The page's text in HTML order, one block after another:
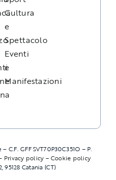
Cultura
e
Spettacolo
Eventi
e
Manifestazioni
C.F. GFFSVT70P30C351O – P.
Privacy policy –Cookie policy
Catania (CT)